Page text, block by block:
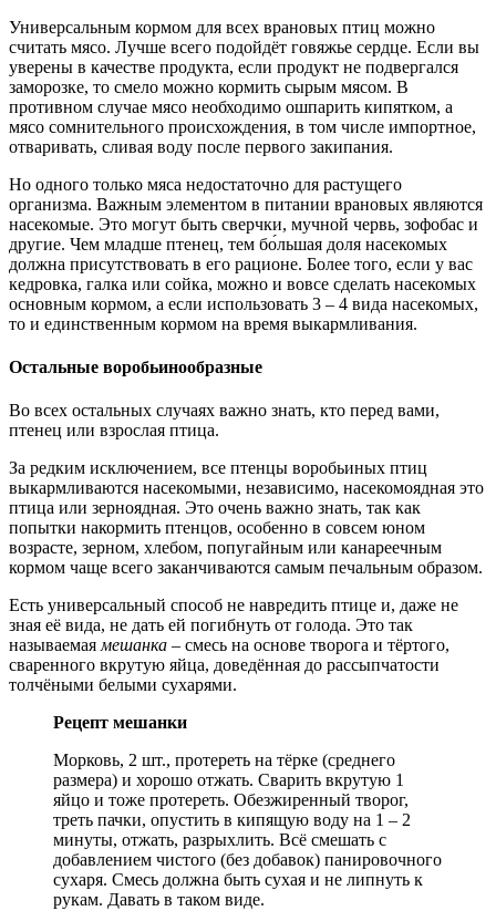
Универсальным кормом для всех врановых птиц можно
считать мясо. Лучше всего подойдёт говяжье сердце. Если вы
уверены в качестве продукта, если продукт не подвергался
заморозке, то смело можно кормить сырым мясом. В
противном случае мясо необходимо ошпарить кипятком, а
мясо сомнительного происхождения, в том числе импортное,
отваривать, сливая воду после первого закипания.
Но одного только мяса недостаточно для растущего
организма. Важным элементом в питании врановых являются
насекомые. Это могут быть сверчки, мучной червь, зофобас и
другие. Чем младше птенец, тем бо́льшая доля насекомых
должна присутствовать в его рационе. Более того, если у вас
кедровка, галка или сойка, можно и вовсе сделать насекомых
основным кормом, а если использовать 3 – 4 вида насекомых,
то и единственным кормом на время выкармливания.
Остальные воробьинообразные
Во всех остальных случаях важно знать, кто перед вами,
птенец или взрослая птица.
За редким исключением, все птенцы воробьиных птиц
выкармливаются насекомыми, независимо, насекомоядная это
птица или зерноядная. Это очень важно знать, так как
попытки накормить птенцов, особенно в совсем юном
возрасте, зерном, хлебом, попугайным или канареечным
кормом чаще всего заканчиваются самым печальным образом.
Есть универсальный способ не навредить птице и, даже не
зная её вида, не дать ей погибнуть от голода. Это так
называемая мешанка – смесь на основе творога и тёртого,
сваренного вкрутую яйца, доведённая до рассыпчатости
толчёными белыми сухарями.
Рецепт мешанки
Морковь, 2 шт., протереть на тёрке (среднего
размера) и хорошо отжать. Сварить вкрутую 1
яйцо и тоже протереть. Обезжиренный творог,
треть пачки, опустить в кипящую воду на 1 – 2
минуты, отжать, разрыхлить. Всё смешать с
добавлением чистого (без добавок) панировочного
сухаря. Смесь должна быть сухая и не липнуть к
рукам. Давать в таком виде.